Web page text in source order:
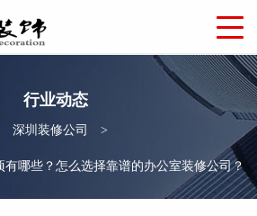
行业动态
深圳装修公司 >
哪些？怎么选择靠谱的办公室装修公司？